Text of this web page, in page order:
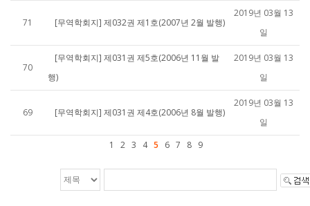
71 [무역학회지] 제032권 제1호(2007년 2월 발행)
2019년 03월 13
일
70
[무역학회지] 제031권 제5호(2006년 11월 발
행)
2019년 03월 13
일
69 [무역학회지] 제031권 제4호(2006년 8월 발행)
2019년 03월 13
일
1
2 3 4 5 6 7 8 9